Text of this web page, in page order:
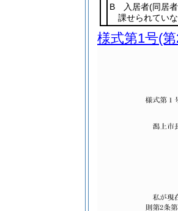
B 入居者(同居
課せられてい
様式第1号(